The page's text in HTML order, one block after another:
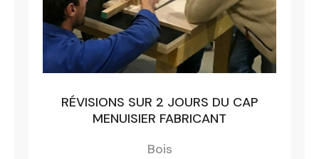
RÉVISIONS SUR 2 JOURS DU CAP
MENUISIER FABRICANT
Bois